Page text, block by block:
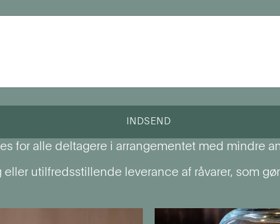
INDSEND
for alle deltagere i arrangementet med mindre
utilfredsstillende leverance af råvarer, som